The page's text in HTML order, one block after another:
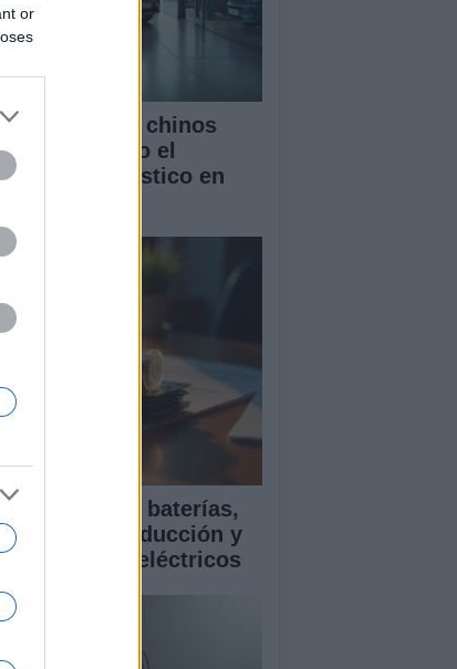
or
los vehículos chinos
el
automovilístico en
comparar baterías,
a la conducción y
en coches eléctricos